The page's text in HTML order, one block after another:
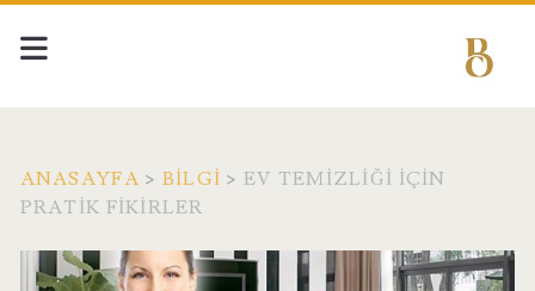
ANASAYFA > BILGI > EV TEMIZLIĞI İÇIN
PRATIK FIKIRLER